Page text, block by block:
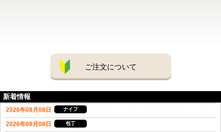
ご注文について
新着情報